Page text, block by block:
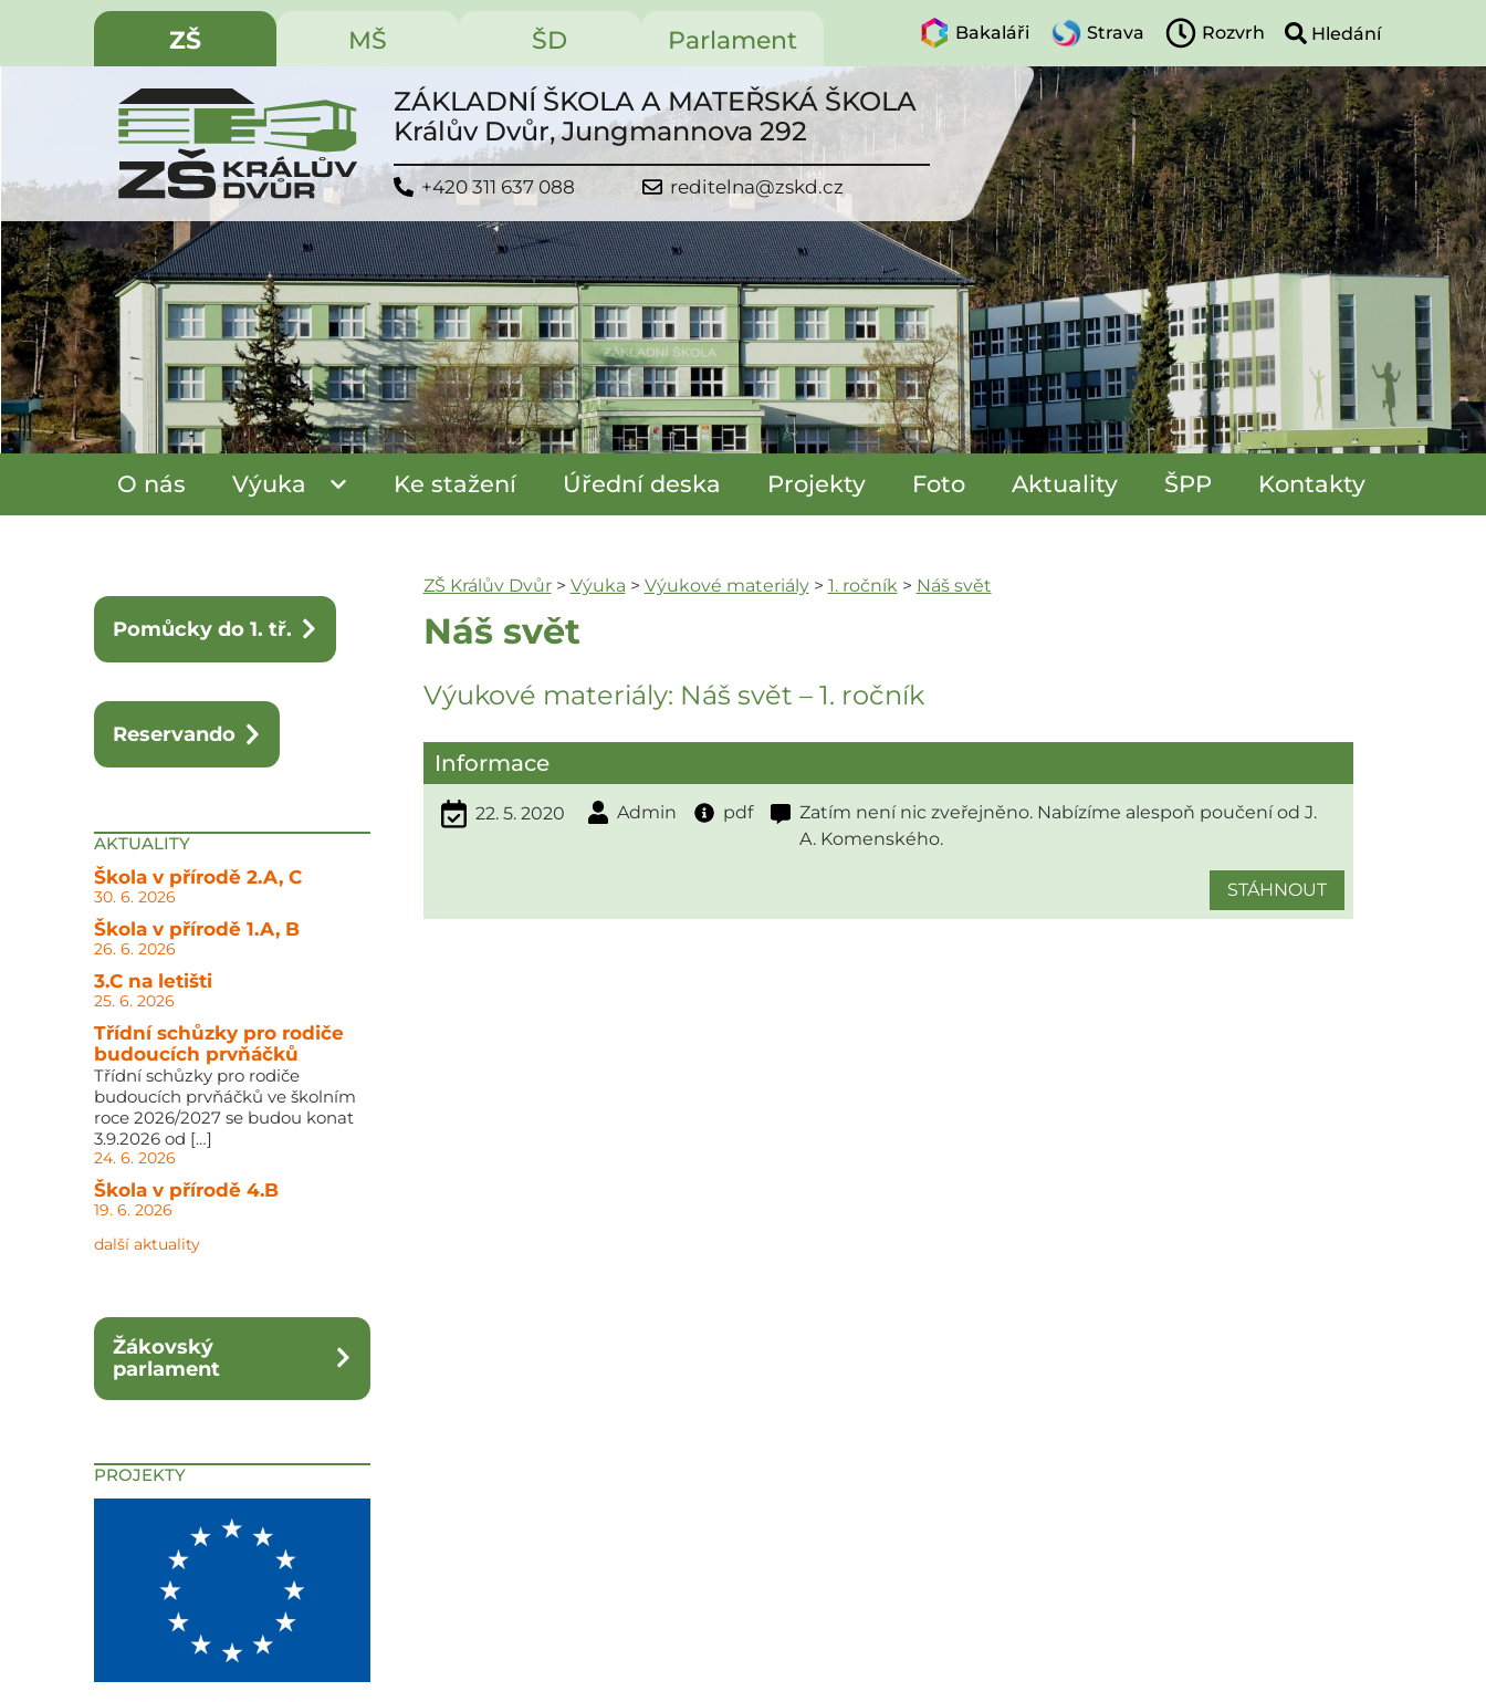
ZŠ MŠ ŠD Parlament Bakaláři Strava Rozvrh
ZÁKLADNÍ ŠKOLA A MATEŘSKÁ ŠKOLA
Králův Dvůr, Jungmannova 292
+420 311 637 088 reditelna@zskd.cz
O nás Výuka Ke stažení Úřední deska Projekty Foto Aktuality ŠPP Kontakty
Pomůcky do 1. tř.
Reservando
AKTUALITY
Škola v přírodě 2.A, C
30. 6. 2026
Škola v přírodě 1.A, B
26. 6. 2026
3.C na letišti
25. 6. 2026
Třídní schůzky pro rodiče
budoucích prvňáčků
Třídní schůzky pro rodiče
budoucích prvňáčků ve školním
roce 2026/2027 se budou konat
3.9.2026 od […]
24. 6. 2026
Škola v přírodě 4.B
19. 6. 2026
další aktuality
Žákovský
parlament
PROJEKTY
ZŠ Králův Dvůr> Výuka > Výukové materiály> 1. ročník> Náš svět
Náš svět
Výukové materiály: Náš svět – 1. ročník
Informace
22. 5. 2020 Admin pdf
Zatím není nic zveřejněno. Nabízíme alespoň poučení od J.
A. Komenského.
STÁHNOUT